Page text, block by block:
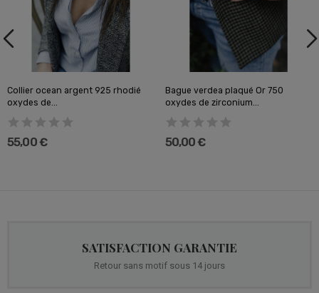
Collier ocean argent 925 rhodié
oxydes de...
55,00 €
Bague verdea plaqué Or 750
oxydes de zirconium...
50,00 €
SATISFACTION GARANTIE
Retour sans motif sous 14 jours